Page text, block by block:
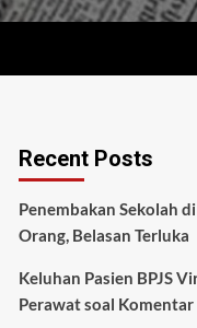
Recent Posts
Penembakan Sekolah
Orang, Belasan Terluka
Keluhan Pasien BPJS
Perawat soal Komentar